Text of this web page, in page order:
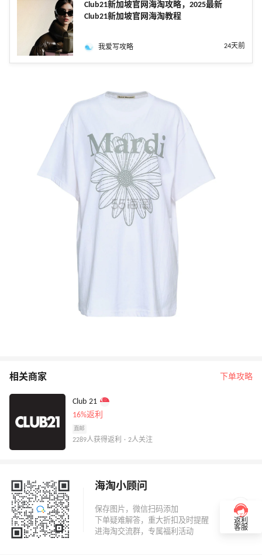
Club21新加坡官网海淘攻略，2025最新
Club21新加坡官网海淘教程
我爱写攻略 24天前
相关商家 下单攻略
Club 21
16%返利
直邮
2289人获得返利 · 2人关注
海淘小顾问
返利
客服